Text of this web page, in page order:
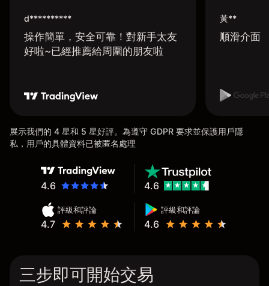
d**********
操作簡單，安全可靠！對新手太友
好啦~已經推薦給周圍的朋友啦
黃**
順滑介面
展示我們的 4 星和 5 星好評。為遵守 GDPR 要求並保護用戶隱
私，用戶的具體資料已被匿名處理
4.6
評級和評論
4.7
評級和評論
4.6
4.6
三步即可開始交易